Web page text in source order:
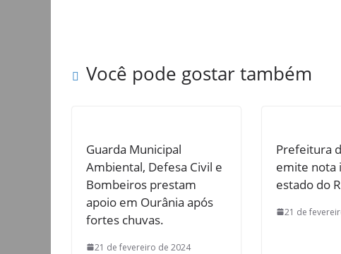
Você pode gostar também
Guarda Municipal
Ambiental, Defesa Civil e
Bombeiros prestam
apoio em Ourânia após
fortes chuvas.
21 de fevereiro de 2024
Prefeitura
emite nota
estado do
21 de